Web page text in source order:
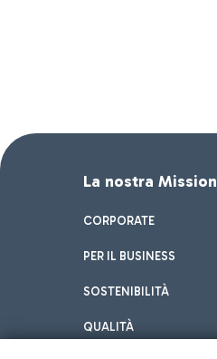
La nostra Mission
CORPORATE
PER IL BUSINESS
SOSTENIBILITÀ
QUALITÀ